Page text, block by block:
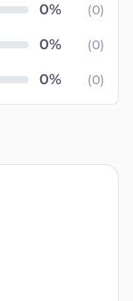
(0)
(0)
(0)